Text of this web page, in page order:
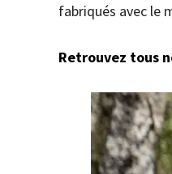
fabriqués avec le
Retrouvez tous